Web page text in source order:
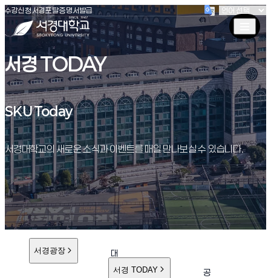
서경대학교
수강신청(새창 열림)
서경포탈(새창 열림)
증명서발급(새창 열림)
서경 TODAY
SKU Today
SKU Today
서경대학교의 새로운 소식과 이벤트를 매일 만나보실 수 있습니다.
서경광장
대
학
서경 TODAY
공